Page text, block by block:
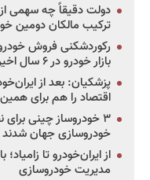
دولت دقیقاً چه سهمی از
ترکیب مالکان دومین
رکوردشکنی فروش
بازار خودرو در ۶ سال اخیر
پزشکیان: بعد از
اقتصاد را هم برای
خودروسازی جهان شدند
از ایران‌خودرو تا
مدیریت خودروسازی